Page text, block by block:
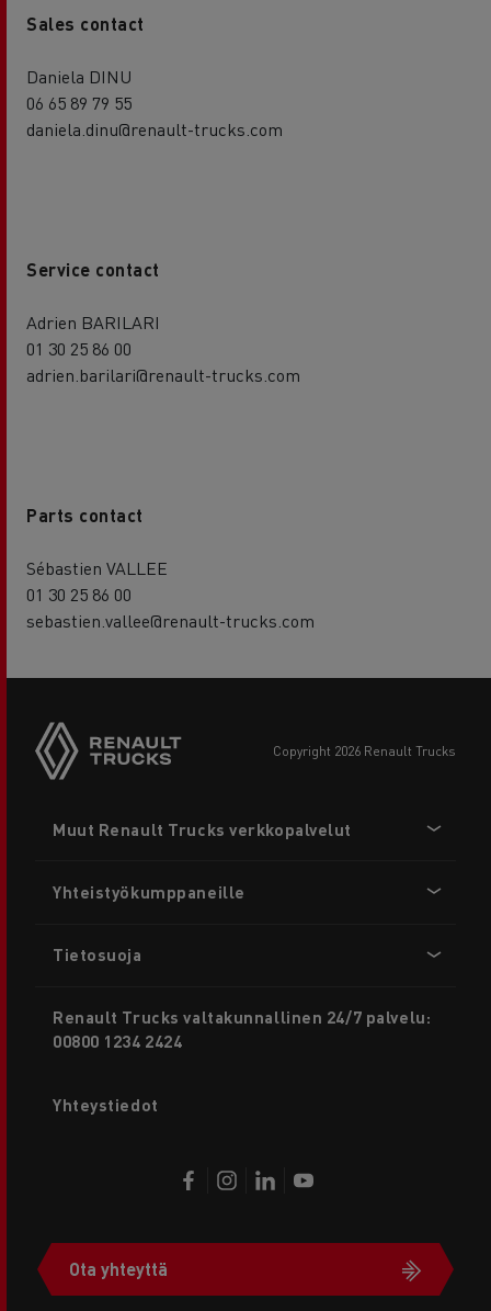
Sales contact
Daniela DINU
06 65 89 79 55
daniela.dinu@renault-trucks.com
Service contact
Adrien BARILARI
01 30 25 86 00
adrien.barilari@renault-trucks.com
Parts contact
Sébastien VALLEE
01 30 25 86 00
sebastien.vallee@renault-trucks.com
copyright 2026 Renault Trucks
menu
Muut Renault Trucks verkkopalvelut
Yhteistyökumppaneille
Tietosuoja
Renault Trucks valtakunnallinen 24/7 palvelu:
00800 1234 2424
Yhteystiedot
Ota yhteyttä